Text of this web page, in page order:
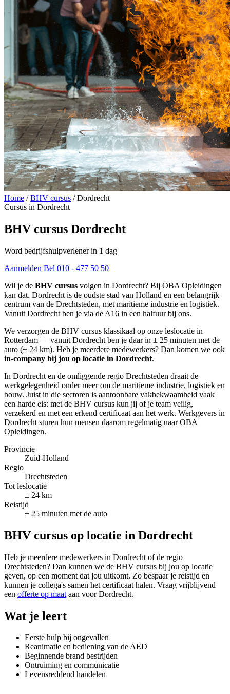
Home / BHV cursus / Dordrecht
Cursus in Dordrecht
BHV cursus Dordrecht
Word bedrijfshulpverlener in 1 dag
Aanmelden Bel 010 - 477 50 50
Wil je de BHV cursus volgen in Dordrecht? Bij OBA Opleidingen
kan dat. Dordrecht is de oudste stad van Holland en een belangrijk
centrum van de Drechtsteden, met maritieme industrie en logistiek.
Vanuit Dordrecht ben je via de A16 in een halfuur bij ons.
We verzorgen de BHV cursus klassikaal op onze leslocatie in
Rotterdam — vanuit Dordrecht ben je daar in ± 25 minuten met de
auto (± 24 km). Heb je meerdere medewerkers? Dan komen we ook
in-company bij jou op locatie in Dordrecht.
In Dordrecht en de omliggende regio Drechtsteden draait de
werkgelegenheid onder meer om de maritieme industrie, logistiek en
bouw. Juist in die sectoren is aantoonbare vakbekwaamheid vaak
een harde eis: met de BHV cursus kun jij of je team veilig,
verzekerd en met een erkend certificaat aan het werk. Werkgevers in
Dordrecht sturen hun mensen daarom regelmatig naar OBA
Opleidingen.
Provincie
Zuid-Holland
Regio
Drechtsteden
Tot leslocatie
± 24 km
Reistijd
± 25 minuten met de auto
BHV cursus op locatie in Dordrecht
Heb je meerdere medewerkers in Dordrecht of de regio
Drechtsteden? Dan kunnen we de BHV cursus bij jou op locatie
geven, op een moment dat jou uitkomt. Zo bespaar je reistijd en
kunnen je collega's samen het certificaat halen. Vraag vrijblijvend
een offerte op maat aan voor Dordrecht.
Wat je leert
Eerste hulp bij ongevallen
Reanimatie en bediening van de AED
Beginnende brand bestrijden
Ontruiming en communicatie
Levensreddend handelen